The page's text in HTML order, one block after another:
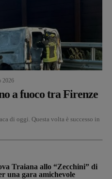
2026
a fuoco tra Firenze
di oggi. Questa volta è successo in
Traiana allo “Zecchini” di
una gara amichevole